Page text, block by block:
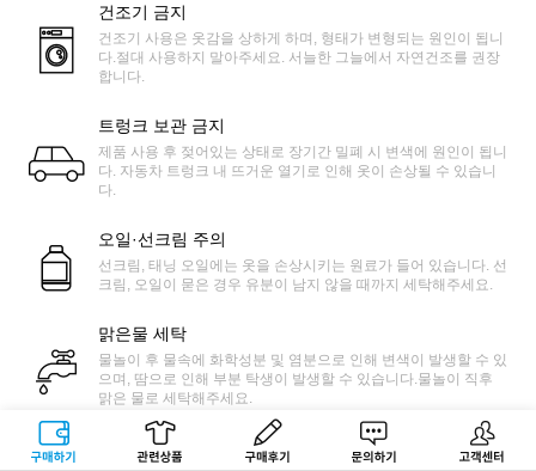
구매하기 관련상품 상품후기 문의하기 고객센터
건조기 금지
건조기 사용은 옷감을 상하게 하며, 형태가 변형되는 원인이 됩니
다.절대 사용하지 말아주세요. 서늘한 그늘에서 자연건조를 권장
합니다.
트렁크 보관 금지
제품 사용 후 젖어있는 상태로 장기간 밀폐 시 변색에 원인이 됩니
다. 자동차 트렁크 내 뜨거운 열기로 인해 옷이 손상될 수 있습니
다.
오일·선크림 주의
선크림, 태닝 오일에는 옷을 손상시키는 원료가 들어 있습니다. 선
크림, 오일이 묻은 경우 유분이 남지 않을 때까지 세탁해주세요.
맑은물 세탁
물놀이 후 물속에 화학성분 및 염분으로 인해 변색이 발생할 수 있
으며, 땀으로 인해 부분 탁생이 발생할 수 있습니다.물놀이 직후
맑은 물로 세탁해주세요.
마찰 주의